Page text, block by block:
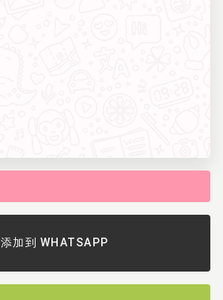
添加到 WHATSAPP